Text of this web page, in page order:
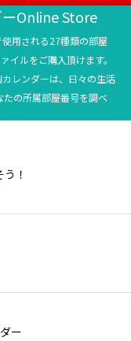
Online Store
用される27種類の部屋
イルをご購入頂けます。
レンダーは、日々の生活
の所属部屋番号を調べ
！
ー